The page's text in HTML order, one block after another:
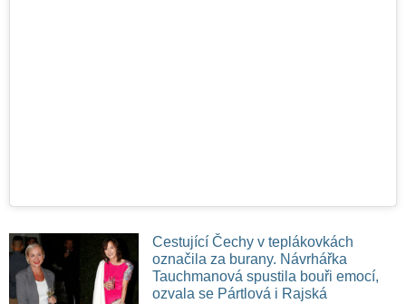
Cestující Čechy v teplákovkách
označila za burany. Návrhářka
Tauchmanová spustila bouři emocí,
ozvala se Pártlová i Rajská